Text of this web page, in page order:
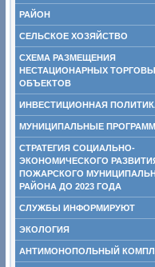
РАЙОН
СЕЛЬСКОЕ ХОЗЯЙСТВО
СХЕМА РАЗМЕЩЕНИЯ
НЕСТАЦИОНАРНЫХ
ОБЪЕКТОВ
ИНВЕСТИЦИОННАЯ
МУНИЦИПАЛЬНЫЕ
СТРАТЕГИЯ СОЦИАЛЬНО-
ЭКОНОМИЧЕСКОГО
ПОЖАРСКОГО
РАЙОНА ДО 2023 ГОДА
СЛУЖБЫ ИНФОРМИРУЮТ
ЭКОЛОГИЯ
АНТИМОНОПОЛЬНЫЙ